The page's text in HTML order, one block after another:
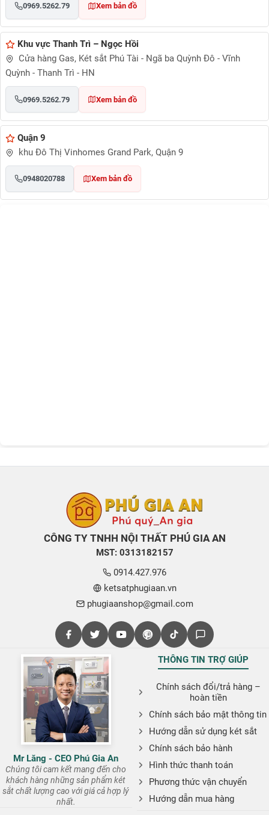
0969.5262.79 Xem bản đồ
Khu vực Thanh Trì – Ngọc Hồi
Cửa hàng Gas, Két sắt Phú Tài - Ngã ba Quỳnh Đô - Vĩnh
Quỳnh - Thanh Trì - HN
0969.5262.79 Xem bản đồ
Quận 9
khu Đô Thị Vinhomes Grand Park, Quận 9
0948020788 Xem bản đồ
CÔNG TY TNHH NỘI THẤT PHÚ GIA AN
MST: 0313182157
0914.427.976
ketsatphugiaan.vn
phugiaanshop@gmail.com
Mr Lăng - CEO Phú Gia An
Chúng tôi cam kết mang đến cho
khách hàng những sản phẩm két
sắt chất lượng cao với giá cả hợp lý
nhất.
THÔNG TIN TRỢ GIÚP
Chính sách đổi/trả hàng –
hoàn tiền
Chính sách bảo mật thông tin
Hướng dẫn sử dụng két sắt
Chính sách bảo hành
Hình thức thanh toán
Phương thức vận chuyển
Hướng dẫn mua hàng